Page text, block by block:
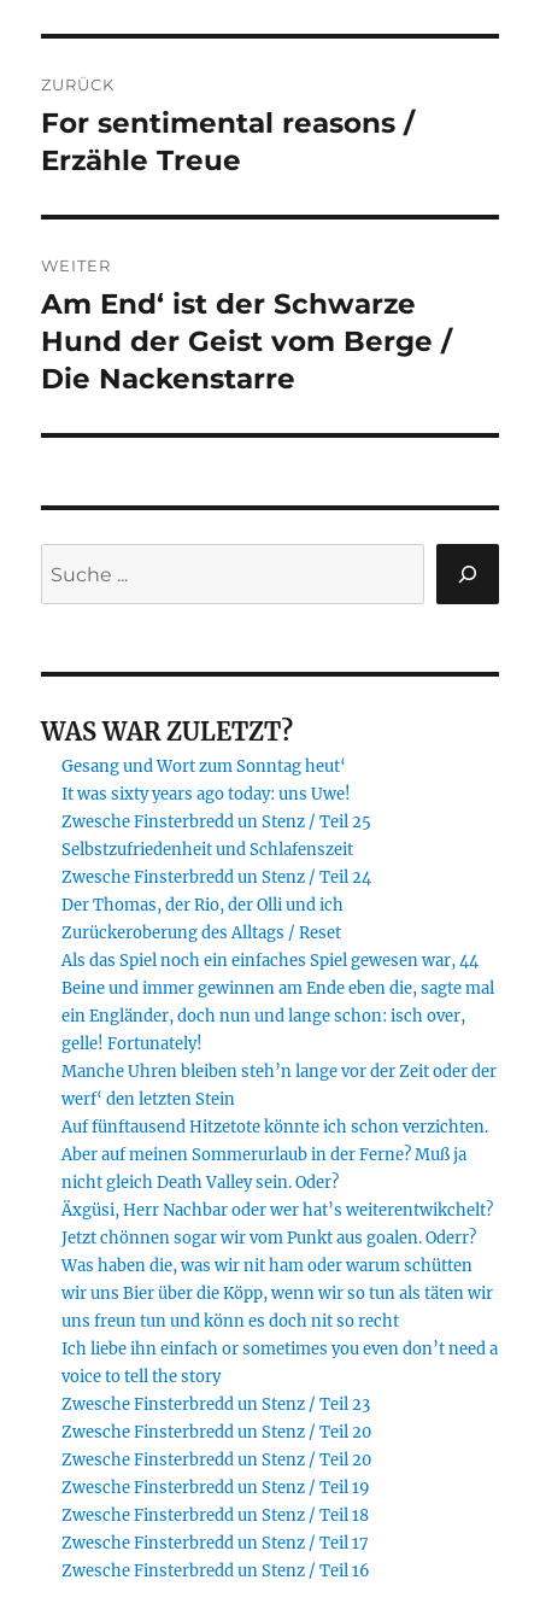
ZURÜCK
Vorheriger
Beitrag:
For sentimental reasons /
Erzähle Treue
WEITER
Nächster
Beitrag:
Am End‘ ist der Schwarze
Hund der Geist vom Berge /
Die Nackenstarre
WAS WAR ZULETZT?
Gesang und Wort zum Sonntag heut‘
It was sixty years ago today: uns Uwe!
Zwesche Finsterbredd un Stenz / Teil 25
Selbstzufriedenheit und Schlafenszeit
Zwesche Finsterbredd un Stenz / Teil 24
Der Thomas, der Rio, der Olli und ich
Zurückeroberung des Alltags / Reset
Als das Spiel noch ein einfaches Spiel gewesen war, 44
Beine und immer gewinnen am Ende eben die, sagte mal
ein Engländer, doch nun und lange schon: isch over,
gelle! Fortunately!
Manche Uhren bleiben steh’n lange vor der Zeit oder der
werf‘ den letzten Stein
Auf fünftausend Hitzetote könnte ich schon verzichten.
Aber auf meinen Sommerurlaub in der Ferne? Muß ja
nicht gleich Death Valley sein. Oder?
Äxgüsi, Herr Nachbar oder wer hat’s weiterentwikchelt?
Jetzt chönnen sogar wir vom Punkt aus goalen. Oderr?
Was haben die, was wir nit ham oder warum schütten
wir uns Bier über die Köpp, wenn wir so tun als täten wir
uns freun tun und könn es doch nit so recht
Ich liebe ihn einfach or sometimes you even don’t need a
voice to tell the story
Zwesche Finsterbredd un Stenz / Teil 23
Zwesche Finsterbredd un Stenz / Teil 20
Zwesche Finsterbredd un Stenz / Teil 20
Zwesche Finsterbredd un Stenz / Teil 19
Zwesche Finsterbredd un Stenz / Teil 18
Zwesche Finsterbredd un Stenz / Teil 17
Zwesche Finsterbredd un Stenz / Teil 16